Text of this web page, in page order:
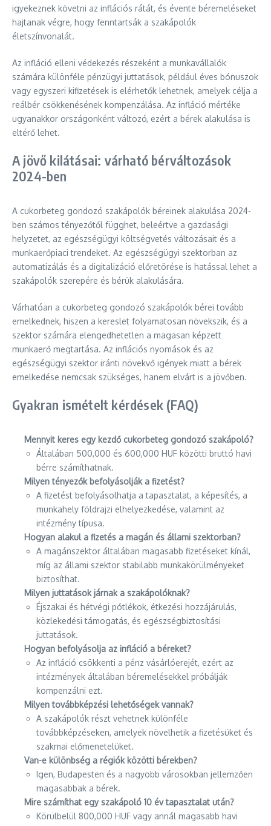
igyekeznek követni az inflációs rátát, és évente béremeléseket
hajtanak végre, hogy fenntartsák a szakápolók
életszínvonalát.
Az infláció elleni védekezés részeként a munkavállalók
számára különféle pénzügyi juttatások, például éves bónuszok
vagy egyszeri kifizetések is elérhetők lehetnek, amelyek célja a
reálbér csökkenésének kompenzálása. Az infláció mértéke
ugyanakkor országonként változó, ezért a bérek alakulása is
eltérő lehet.
A jövő kilátásai: várható bérváltozások
2024-ben
A cukorbeteg gondozó szakápolók béreinek alakulása 2024-
ben számos tényezőtől függhet, beleértve a gazdasági
helyzetet, az egészségügyi költségvetés változásait és a
munkaerőpiaci trendeket. Az egészségügyi szektorban az
automatizálás és a digitalizáció előretörése is hatással lehet a
szakápolók szerepére és bérük alakulására.
Várhatóan a cukorbeteg gondozó szakápolók bérei tovább
emelkednek, hiszen a kereslet folyamatosan növekszik, és a
szektor számára elengedhetetlen a magasan képzett
munkaerő megtartása. Az inflációs nyomások és az
egészségügyi szektor iránti növekvő igények miatt a bérek
emelkedése nemcsak szükséges, hanem elvárt is a jövőben.
Gyakran ismételt kérdések (FAQ)
Mennyit keres egy kezdő cukorbeteg gondozó szakápoló?
Általában 500,000 és 600,000 HUF közötti bruttó havi
bérre számíthatnak.
Milyen tényezők befolyásolják a fizetést?
A fizetést befolyásolhatja a tapasztalat, a képesítés, a
munkahely földrajzi elhelyezkedése, valamint az
intézmény típusa.
Hogyan alakul a fizetés a magán és állami szektorban?
A magánszektor általában magasabb fizetéseket kínál,
míg az állami szektor stabilabb munkakörülményeket
biztosíthat.
Milyen juttatások járnak a szakápolóknak?
Éjszakai és hétvégi pótlékok, étkezési hozzájárulás,
közlekedési támogatás, és egészségbiztosítási
juttatások.
Hogyan befolyásolja az infláció a béreket?
Az infláció csökkenti a pénz vásárlóerejét, ezért az
intézmények általában béremelésekkel próbálják
kompenzálni ezt.
Milyen továbbképzési lehetőségek vannak?
A szakápolók részt vehetnek különféle
továbbképzéseken, amelyek növelhetik a fizetésüket és
szakmai előmenetelüket.
Van-e különbség a régiók közötti bérekben?
Igen, Budapesten és a nagyobb városokban jellemzően
magasabbak a bérek.
Mire számíthat egy szakápoló 10 év tapasztalat után?
Körülbelül 800,000 HUF vagy annál magasabb havi